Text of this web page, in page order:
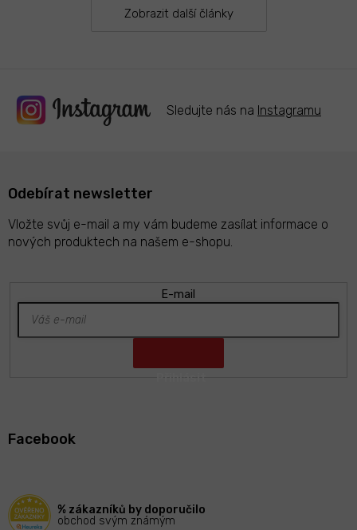
Zobrazit další články
Sledujte nás na Instagramu
Odebírat newsletter
Vložte svůj e-mail a my vám budeme zasílat informace o
nových produktech na našem e-shopu.
E-mail
Facebook
% zákazníků by doporučilo
obchod svým známým